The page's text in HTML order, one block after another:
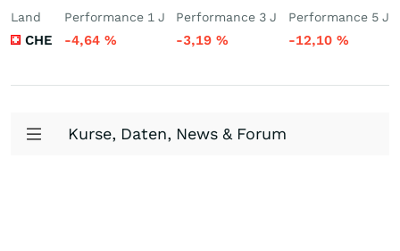
Land
CHE
Performance 1 J
-4,64 %
Performance 3 J
-3,19%
Performance 5 J
-12,10 %
Kurse, Daten, News & Forum